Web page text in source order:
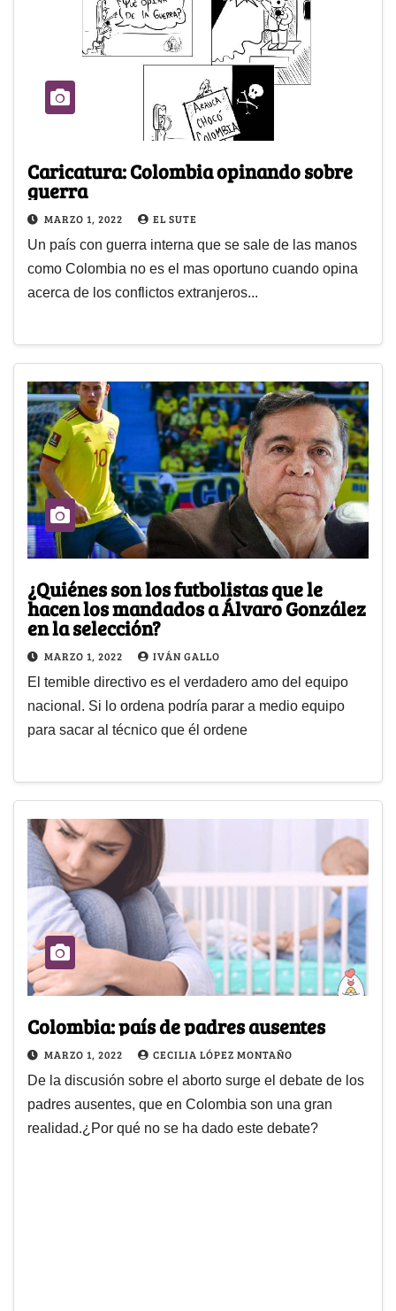
Caricatura: Colombia opinando sobre
guerra
MARZO 1, 2022 EL SUTE
Un país con guerra interna que se sale de las manos
como Colombia no es el mas oportuno cuando opina
acerca de los conflictos extranjeros...
¿Quiénes son los futbolistas que le
hacen los mandados a Álvaro González
en la selección?
MARZO 1, 2022 IVÁN GALLO
El temible directivo es el verdadero amo del equipo
nacional. Si lo ordena podría parar a medio equipo
para sacar al técnico que él ordene
Colombia: país de padres ausentes
MARZO 1, 2022 CECILIA LÓPEZ MONTAÑO
De la discusión sobre el aborto surge el debate de los
padres ausentes, que en Colombia son una gran
realidad.¿Por qué no se ha dado este debate?